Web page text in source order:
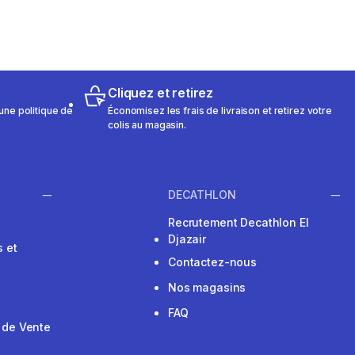
politique de
Cliquez et retirez
Économisez les frais de livraison et retirez votre
colis au magasin.
et
Vente
DECATHLON
Recrutement Decathlon El
Djazair
Contactez-nous
Nos magasins
FAQ